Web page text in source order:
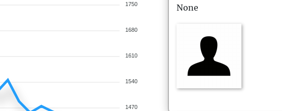
1750
1680
1610
1540
1470
None